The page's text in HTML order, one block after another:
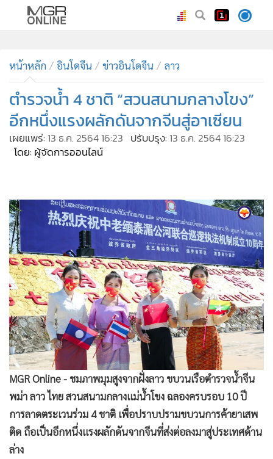
• ทันเหตุการณ์
• ภาคใต้
• ภูมิภาค
• Online Section
• บันเทิง
ผู้จัดการรายวัน
• ละคร
• CbizReview
• Cyber BIZ
• ผู้จัดกวน
• Good health & Well-being
• Green Innovation & SD
• Management & HR
• MGR Live
• Infographic
• การเมือง
• ท่องเที่ยว
•
ต่างประเทศ
• Special Scoop
หน้าหลัก อินโดจีน ข่าวอินโดจีน ลาว
ตำรวจน้ำ 4 ชาติ “สวนสนามกลางโขง”
อีกหนึ่งแรงผลักดันจากจีนสู่อาเซียน
เผยแพร่: 13 ธ.ค. 2564 16:23 ปรับปรุง: 13 ธ.ค. 2564 16:23
โดย: ผู้จัดการออนไลน์
MGR Online - ชมภาพมุมสูงจากฝั่งลาว ขบวนเรือตำรวจน้ำจีน
พม่า ลาว ไทย สวนสนามกลางแม่น้ำโขง ฉลองครบรอบ 10 ปี
การลาดตระเวนร่วม 4 ชาติ เพื่อปราบปรามขบวนการค้ายาเสพ
ติด ถือเป็นอีกหนึ่งแรงผลักดันจากจีนที่ส่งต่อลงมาสู่ประเทศด้าน
ล่าง
ช่วงเช้าวันนี้ (13 ธ.ค.) เขตเศรษฐกิจพิเศษสามเหลี่ยมทองคำ ซึ่ง
ตั้งอยู่ที่เมืองต้นผึ้ง แขวงบ่อแก้ว ตรงข้ามกับอำเภอเชียงแสน
จังหวัดเชียงราย ได้มีการเผยแพร่ภาพชุดพิธีฉลองครบรอบ 10 ปี
การลาดตระเวนร่วมของตำรวจน้ำ 4 ประเทศ จีน พม่า ลาว และ
ไทย ซึ่งจัดขึ้นที่ด่านสากลสามเหลี่ยมทองคำ บ้านมอม เมืองต้นผึ้ง
เมื่อวันเสาร์ที่ 11 ธันวาคม